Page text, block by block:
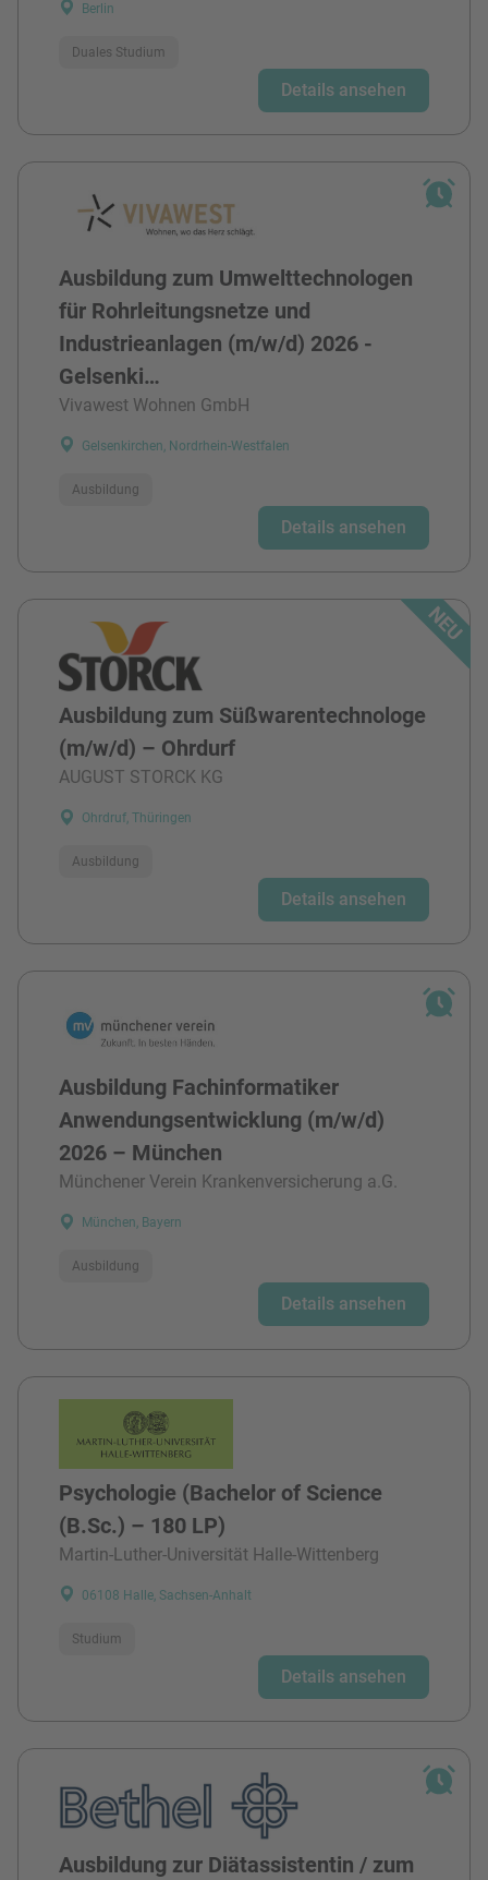
Berlin
Duales Studium
Details ansehen
Ausbildung zum Umwelttechnologen
für Rohrleitungsnetze und
Industrieanlagen (m/w/d) 2026 -
Gelsenki…
Vivawest Wohnen GmbH
Gelsenkirchen, Nordrhein-Westfalen
Ausbildung
Details ansehen
Ausbildung zum Süßwarentechnologe
(m/w/d) – Ohrdurf
AUGUST STORCK KG
Ohrdruf, Thüringen
Ausbildung
Details ansehen
Ausbildung Fachinformatiker
Anwendungsentwicklung (m/w/d)
2026 – München
Münchener Verein Krankenversicherung a.G.
München, Bayern
Ausbildung
Details ansehen
Psychologie (Bachelor of Science
(B.Sc.) – 180 LP)
Martin-Luther-Universität Halle-Wittenberg
06108 Halle, Sachsen-Anhalt
Studium
Details ansehen
Ausbildung zur Diätassistentin / zum